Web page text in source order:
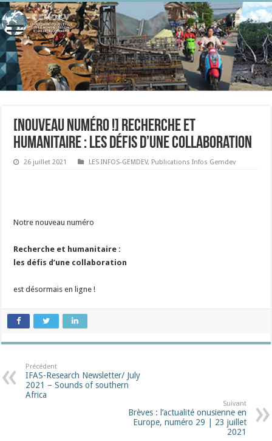
[Nouveau numéro !] Recherche et
humanitaire : les défis d’une collaboration
26 juillet 2021 LES INFOS-GEMDEV, Publications Infos Gemdev
Notre nouveau numéro
Recherche et humanitaire :
les défis d’une collaboration
est désormais en ligne !
Précédent
IFAS-Research Newsletter/ July
2021 – Sounds of southern
Africa
Suivant
Brèves : l’actualité onusienne en
Europe, numéro 29 | 23 juillet
2021